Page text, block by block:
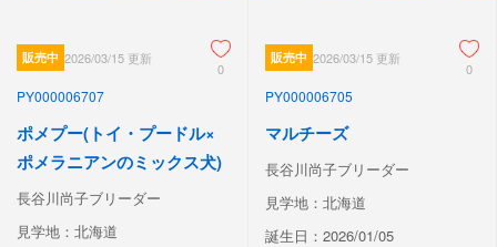
販売中 2026/03/15 更新
0
PY000006707
ポメプー(トイ・プードル×
ポメラニアンのミックス犬)
長谷川尚子ブリーダー
見学地：北海道
販売中 2026/03/15 更新
0
PY000006705
マルチーズ
長谷川尚子ブリーダー
見学地：北海道
誕生日：2026/01/05